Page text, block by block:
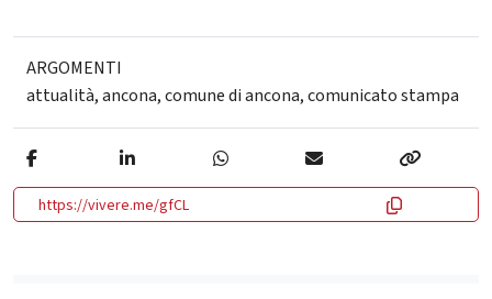
ARGOMENTI
attualità,ancona,comune di ancona,comunicato stampa
https://vivere.me/gfCL